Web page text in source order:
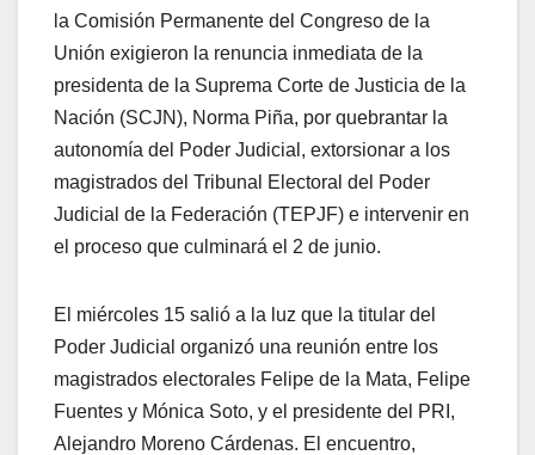
la Comisión Permanente del Congreso de la
Unión exigieron la renuncia inmediata de la
presidenta de la Suprema Corte de Justicia de la
Nación (SCJN), Norma Piña, por quebrantar la
autonomía del Poder Judicial, extorsionar a los
magistrados del Tribunal Electoral del Poder
Judicial de la Federación (TEPJF) e intervenir en
el proceso que culminará el 2 de junio.
El miércoles 15 salió a la luz que la titular del
Poder Judicial organizó una reunión entre los
magistrados electorales Felipe de la Mata, Felipe
Fuentes y Mónica Soto, y el presidente del PRI,
Alejandro Moreno Cárdenas. El encuentro,